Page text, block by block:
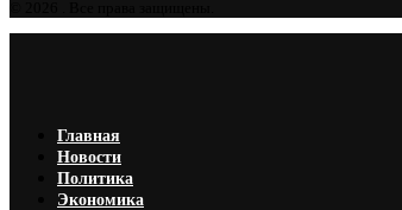
Главная
Новости
Политика
Экономика